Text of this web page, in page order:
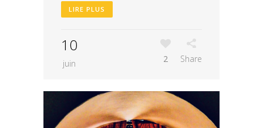
LIRE PLUS
10
juin 2 Share